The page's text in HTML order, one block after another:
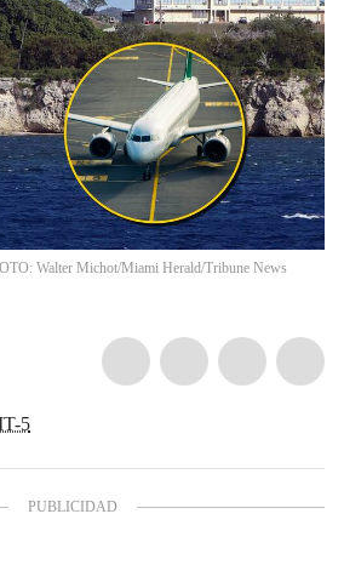
Walter Michot/Miami Herald/Tribune News
5